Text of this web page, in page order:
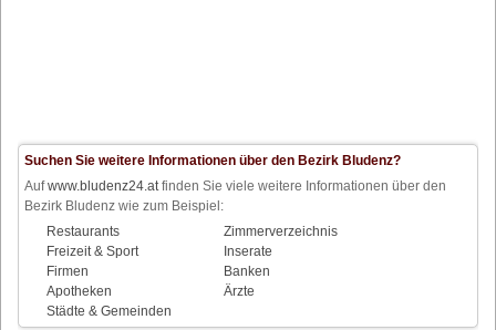
Suchen Sie weitere Informationen über den Bezirk Bludenz?
Aufwww.bludenz24.atfinden Sie viele weitere Informationen über den
Bezirk Bludenz wie zum Beispiel:
Restaurants
Zimmerverzeichnis
Freizeit & Sport
Inserate
Firmen
Banken
Apotheken
Ärzte
Städte & Gemeinden